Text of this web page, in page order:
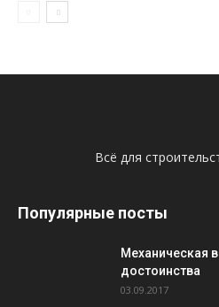
Всё для
Популярные посты
Механическая
достоинства
03.09.2017